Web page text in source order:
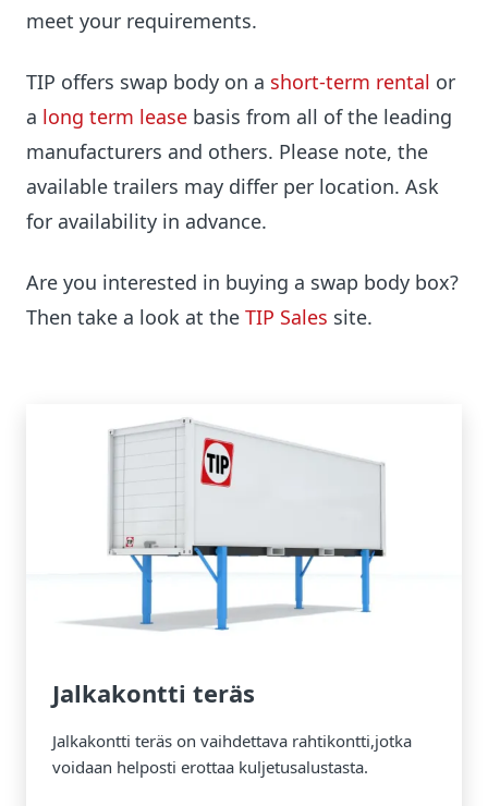
meet your requirements.
TIP offers swap body on a short-term rental or
a long term lease basis from all of the leading
manufacturers and others. Please note, the
available trailers may differ per location. Ask
for availability in advance.
Are you interested in buying a swap body box?
Then take a look at the TIP Sales site.
Jalkakontti teräs
Jalkakontti teräs on vaihdettava rahtikontti,jotka
voidaan helposti erottaa kuljetusalustasta.